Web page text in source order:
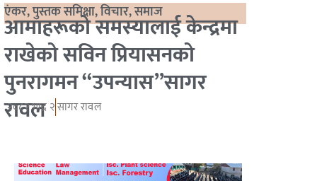
एंकर,पुस्तक समिक्षा,विचार,समाज
आमाहरूको समस्यालाई केन्द्रमा
राखेको सविन प्रियासनको
पुनरागमन “उपन्यास”सागर
रावल
२०८२ भाद्र २सागर रावल